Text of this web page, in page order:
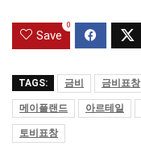
Save
0
TAGS: 금비 금비표창
메이플랜드 아르테일
토비표창